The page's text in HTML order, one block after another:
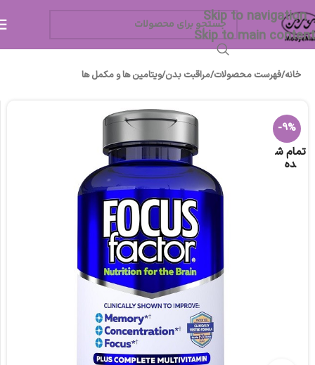
Skip to navigation
Skip to main content
خانه/فهرست محصولات/مراقبت بدن/ویتامین ها و مکمل ها
-9%
تمام ش
ده